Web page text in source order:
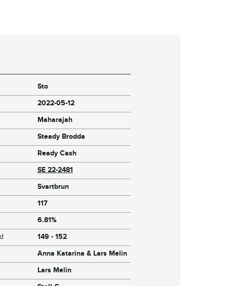
Sto
2022-05-12
Maharajah
Steady Brodda
Ready Cash
SE 22-2481
Svartbrun
117
6.81%
149 - 152
Anna Katarina & Lars Melin
Lars Melin